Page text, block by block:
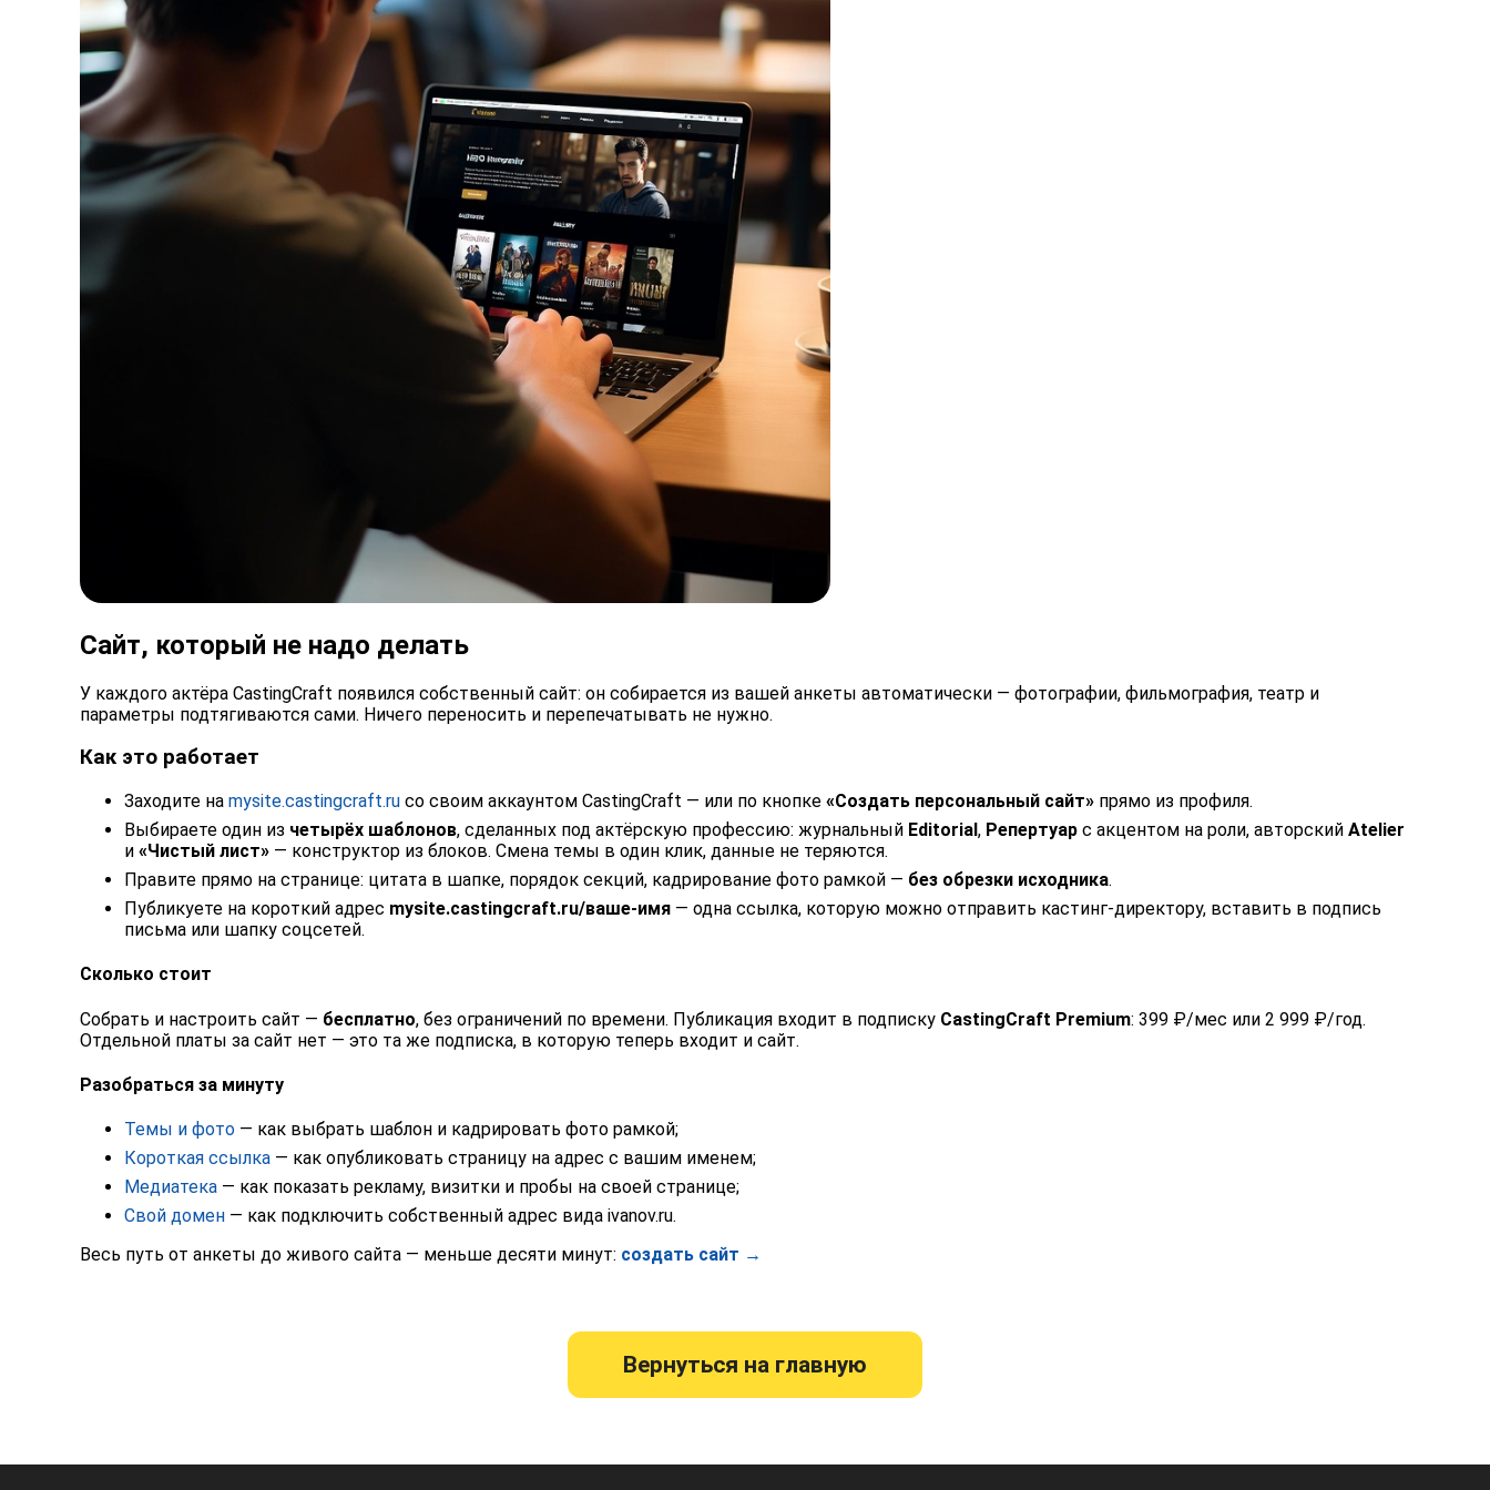
Сайт, который не надо делать
У каждого актёра CastingCraft появился собственный сайт: он собирается из вашей анкеты автоматически — фотографии, фильмография, театр и
параметры подтягиваются сами. Ничего переносить и перепечатывать не нужно.
Как это работает
Заходите на mysite.castingcraft.ru со своим аккаунтом CastingCraft — или по кнопке «Создать персональный сайт» прямо из профиля.
Выбираете один из четырёх шаблонов, сделанных под актёрскую профессию: журнальный Editorial, Репертуар с акцентом на роли, авторский Atelier
и «Чистый лист» — конструктор из блоков. Смена темы в один клик, данные не теряются.
Правите прямо на странице: цитата в шапке, порядок секций, кадрирование фото рамкой — без обрезки исходника.
Публикуете на короткий адрес mysite.castingcraft.ru/ваше-имя — одна ссылка, которую можно отправить кастинг-директору, вставить в подпись
письма или шапку соцсетей.
Сколько стоит
Собрать и настроить сайт — бесплатно, без ограничений по времени. Публикация входит в подписку CastingCraft Premium: 399 ₽/мес или 2 999 ₽/год.
Отдельной платы за сайт нет — это та же подписка, в которую теперь входит и сайт.
Разобраться за минуту
Темы и фото — как выбрать шаблон и кадрировать фото рамкой;
Короткая ссылка — как опубликовать страницу на адрес с вашим именем;
Медиатека — как показать рекламу, визитки и пробы на своей странице;
Свой домен — как подключить собственный адрес вида ivanov.ru.
Весь путь от анкеты до живого сайта — меньше десяти минут: создать сайт →
Вернуться на главную